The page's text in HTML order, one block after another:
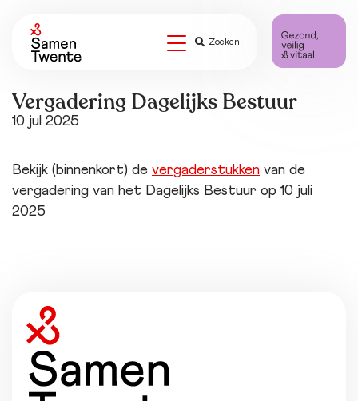
Zoeken
Vergadering Dagelijks Bestuur
10 jul 2025
Bekijk (binnenkort) de vergaderstukken van de
vergadering van het Dagelijks Bestuur op 10 juli
2025